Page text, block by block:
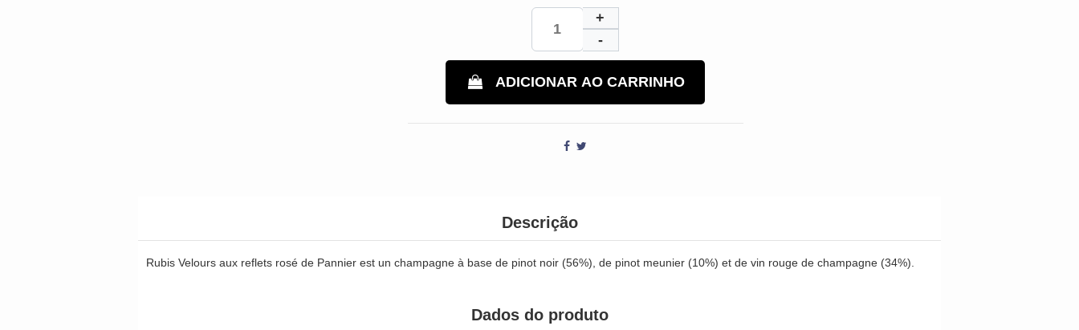
ADICIONAR AO CARRINHO
Descrição
Rubis Velours aux reflets rosé de Pannier est un champagne à base de pinot noir (56%), de pinot meunier (10%) et de vin rouge de champagne (34%).
Dados do produto